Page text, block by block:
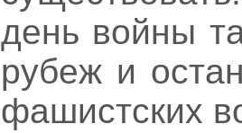
день войны
рубеж и
фашистских